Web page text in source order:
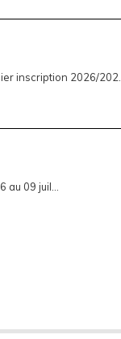
inscription 2026/202...
09 juil...